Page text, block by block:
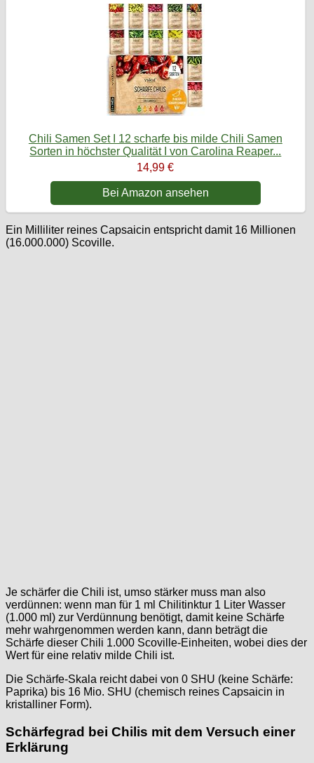
Chili Samen Set I 12 scharfe bis milde Chili Samen
Sorten in höchster Qualität I von Carolina Reaper...
14,99 €
Bei Amazon ansehen
Ein Milliliter reines Capsaicin entspricht damit 16 Millionen
(16.000.000) Scoville.
Je schärfer die Chili ist, umso stärker muss man also
verdünnen: wenn man für 1 ml Chilitinktur 1 Liter Wasser
(1.000 ml) zur Verdünnung benötigt, damit keine Schärfe
mehr wahrgenommen werden kann, dann beträgt die
Schärfe dieser Chili 1.000 Scoville-Einheiten, wobei dies der
Wert für eine relativ milde Chili ist.
Die Schärfe-Skala reicht dabei von 0 SHU (keine Schärfe:
Paprika) bis 16 Mio. SHU (chemisch reines Capsaicin in
kristalliner Form).
Schärfegrad bei Chilis mit dem Versuch einer
Erklärung